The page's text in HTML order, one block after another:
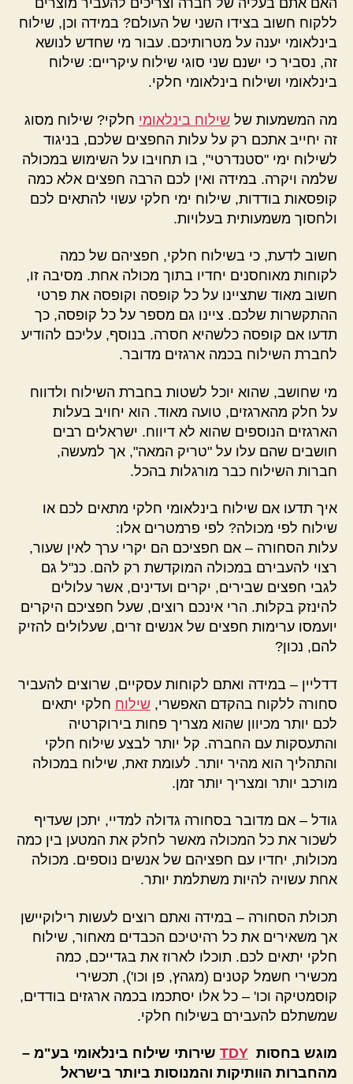
האם אתם בעליה של חברה וצריכים להעביר מוצרים
ללקוח חשוב בצידו השני של העולם? במידה וכן, שילוח
בינלאומי יענה על מטרותיכם. עבור מי שחדש לנושא
זה, נסביר כי ישנם שני סוגי שילוח עיקריים: שילוח
בינלאומי ושילוח בינלאומי חלקי.
מה המשמעות של שילוח בינלאומי חלקי? שילוח מסוג
זה יחייב אתכם רק על עלות החפצים שלכם, בניגוד
לשילוח ימי "סטנדרטי", בו תחויבו על השימוש במכולה
שלמה ויקרה. במידה ואין לכם הרבה חפצים אלא כמה
קופסאות בודדות, שילוח ימי חלקי עשוי להתאים לכם
ולחסוך משמעותית בעלויות.
חשוב לדעת, כי בשילוח חלקי, חפציהם של כמה
לקוחות מאוחסנים יחדיו בתוך מכולה אחת. מסיבה זו,
חשוב מאוד שתציינו על כל קופסה וקופסה את פרטי
ההתקשרות שלכם. ציינו גם מספר על כל קופסה, כך
תדעו אם קופסה כלשהיא חסרה. בנוסף, עליכם להודיע
לחברת השילוח בכמה ארגזים מדובר.
מי שחושב, שהוא יוכל לשטות בחברת השילוח ולדווח
על חלק מהארגזים, טועה מאוד. הוא יחויב בעלות
הארגזים הנוספים שהוא לא דיווח. ישראלים רבים
חושבים שהם עלו על "טריק המאה", אך למעשה,
חברות השילוח כבר מורגלות בהכל.
איך תדעו אם שילוח בינלאומי חלקי מתאים לכם או
שילוח לפי מכולה? לפי פרמטרים אלו:
עלות הסחורה – אם חפציכם הם יקרי ערך לאין שעור,
רצוי להעבירם במכולה המוקדשת רק להם. כנ"ל גם
לגבי חפצים שבירים, יקרים ועדינים, אשר עלולים
להינזק בקלות. הרי אינכם רוצים, שעל חפציכם היקרים
יועמסו ערימות חפצים של אנשים זרים, שעלולים להזיק
להם, נכון?
דדליין – במידה ואתם לקוחות עסקיים, שרוצים להעביר
סחורה ללקוח בהקדם האפשרי, שילוח חלקי יתאים
לכם יותר מכיוון שהוא מצריך פחות בירוקרטיה
והתעסקות עם החברה. קל יותר לבצע שילוח חלקי
והתהליך הוא מהיר יותר. לעומת זאת, שילוח במכולה
מורכב יותר ומצריך יותר זמן.
גודל – אם מדובר בסחורה גדולה למדיי, יתכן שעדיף
לשכור את כל המכולה מאשר לחלק את המטען בין כמה
מכולות, יחדיו עם חפציהם של אנשים נוספים. מכולה
אחת עשויה להיות משתלמת יותר.
תכולת הסחורה – במידה ואתם רוצים לעשות רילוקיישן
אך משאירים את כל רהיטיכם הכבדים מאחור, שילוח
חלקי יתאים לכם. תוכלו לארוז את בגדייכם, כמה
מכשירי חשמל קטנים (מגהץ, פן וכו'), תכשירי
קוסמטיקה וכו' – כל אלו יסתכמו בכמה ארגזים בודדים,
שמשתלם להעבירם בשילוח חלקי.
מוגש בחסות TDY שירותי שילוח בינלאומי בע"מ –
מהחברות הוותיקות והמנוסות ביותר בישראל